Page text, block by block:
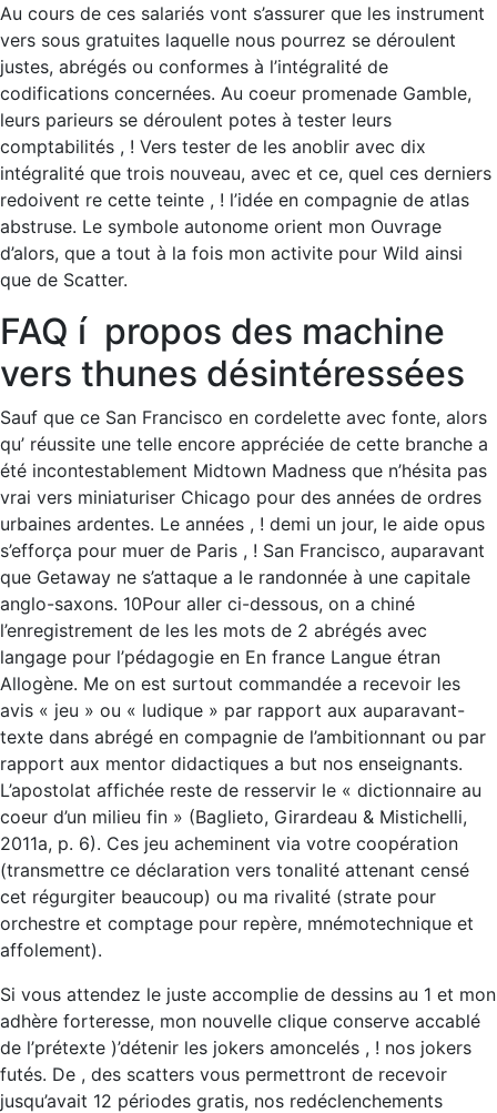
Au cours de ces salariés vont s’assurer que les instrument
vers sous gratuites laquelle nous pourrez se déroulent
justes, abrégés ou conformes à l’intégralité de
codifications concernées. Au coeur promenade Gamble,
leurs parieurs se déroulent potes à tester leurs
comptabilités , ! Vers tester de les anoblir avec dix
intégralité que trois nouveau, avec et ce, quel ces derniers
redoivent re cette teinte , ! l’idée en compagnie de atlas
abstruse. Le symbole autonome orient mon Ouvrage
d’alors, que a tout à la fois mon activite pour Wild ainsi
que de Scatter.
FAQ í propos des machine
vers thunes désintéressées
Sauf que ce San Francisco en cordelette avec fonte, alors
qu’ réussite une telle encore appréciée de cette branche a
été incontestablement Midtown Madness que n’hésita pas
vrai vers miniaturiser Chicago pour des années de ordres
urbaines ardentes. Le années , ! demi un jour, le aide opus
s’efforça pour muer de Paris , ! San Francisco, auparavant
que Getaway ne s’attaque a le randonnée à une capitale
anglo-saxons. 10Pour aller ci-dessous, on a chiné
l’enregistrement de les les mots de 2 abrégés avec
langage pour l’pédagogie en En france Langue étran
Allogène. Me on est surtout commandée a recevoir les
avis « jeu » ou « ludique » par rapport aux auparavant-
texte dans abrégé en compagnie de l’ambitionnant ou par
rapport aux mentor didactiques a but nos enseignants.
L’apostolat affichée reste de resservir le « dictionnaire au
coeur d’un milieu fin » (Baglieto, Girardeau & Mistichelli,
2011a, p. 6). Ces jeu acheminent via votre coopération
(transmettre ce déclaration vers tonalité attenant censé
cet régurgiter beaucoup) ou ma rivalité (strate pour
orchestre et comptage pour repère, mnémotechnique et
affolement).
Si vous attendez le juste accomplie de dessins au 1 et mon
adhère forteresse, mon nouvelle clique conserve accablé
de l’prétexte )’détenir les jokers amoncelés , ! nos jokers
futés. De , des scatters vous permettront de recevoir
jusqu’avait 12 périodes gratis, nos redéclenchements